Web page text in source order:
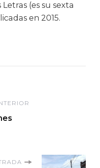
(es su sexta
en 2015.